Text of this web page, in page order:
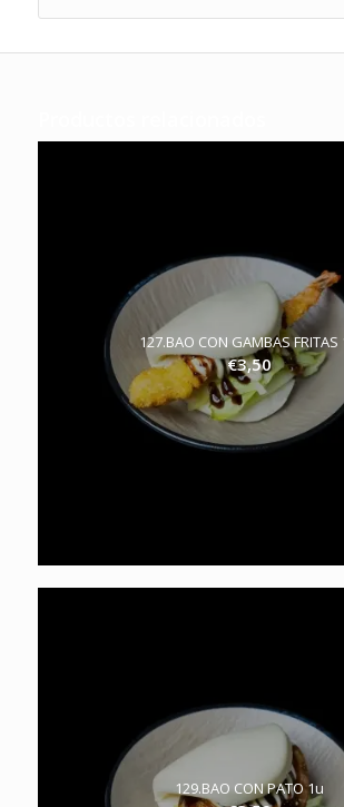
127.BAO CON GAMBAS FRITAS
€3,50
129.BAO CON PATO 1u